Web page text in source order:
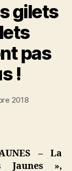
gilets
pas
!
2018
– La
Jaunes »,